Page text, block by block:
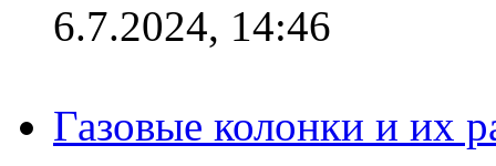
6.7.2024, 14:46
Газовые колонки и их